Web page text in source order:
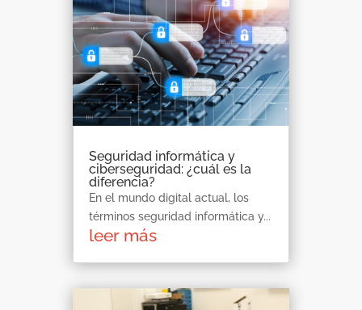
Seguridad informática y
ciberseguridad: ¿cuál es la
diferencia?
En el mundo digital actual, los
términos seguridad informática y...
leer más